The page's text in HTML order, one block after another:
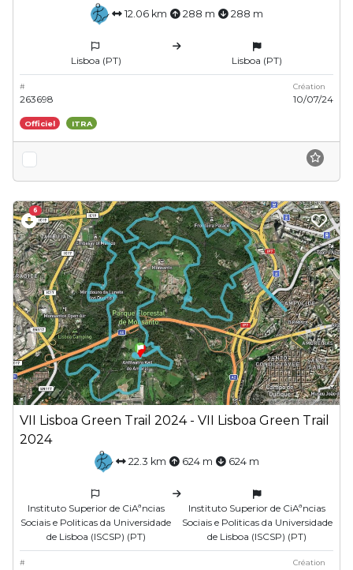
12.06 km 288 m 288 m
Lisboa (PT) Lisboa (PT)
#
263698
Création
10/07/24
Officiel ITRA
6
VII Lisboa Green Trail 2024 - VII Lisboa Green Trail
2024
22.3 km 624 m 624 m
Instituto Superior de CiAªncias
Sociais e Politicas da Universidade
de Lisboa (ISCSP) (PT)
Instituto Superior de CiAªncias
Sociais e Politicas da Universidade
de Lisboa (ISCSP) (PT)
# Création